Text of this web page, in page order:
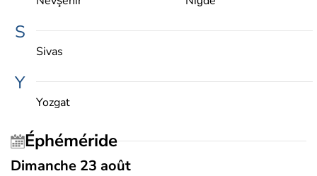
S
Sivas
Y
Yozgat
Éphéméride
Dimanche 23 août